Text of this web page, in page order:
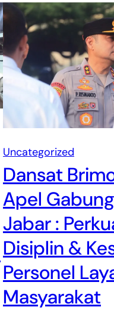
Uncategorized
Dansat
Apel
Jabar :
Disiplin &
Personel
Masyarakat